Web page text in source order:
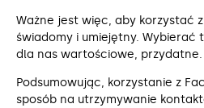
Ważne jest więc, aby korzystać
świadomy i umiejętny. Wybierać
dla nas wartościowe, przydatne.
Podsumowując, korzystanie z
sposób na utrzymywanie